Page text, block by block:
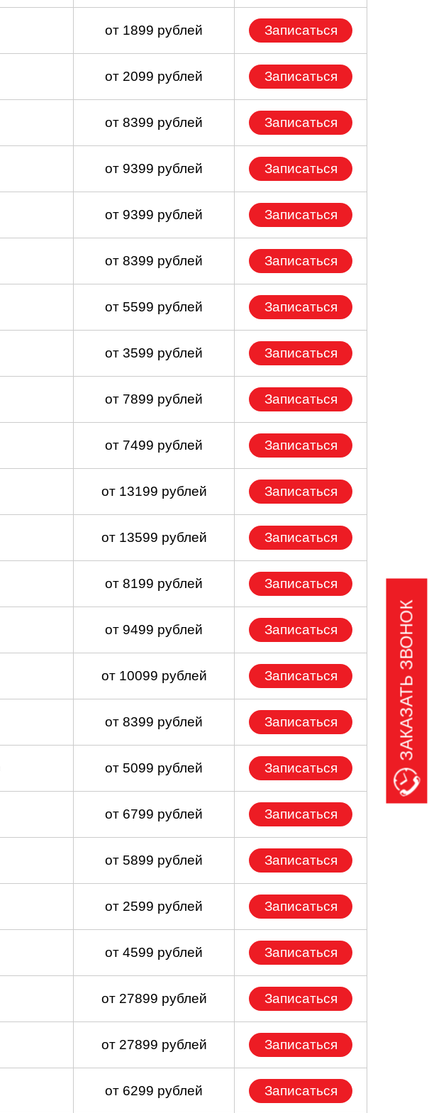
от 1899 рублей Записаться
от 2099 рублей Записаться
от 8399 рублей Записаться
от 9399 рублей Записаться
от 9399 рублей Записаться
от 8399 рублей Записаться
от 5599 рублей Записаться
от 3599 рублей Записаться
от 7899 рублей Записаться
от 7499 рублей Записаться
от 13199 рублей Записаться
от 13599 рублей Записаться
от 8199 рублей Записаться
от 9499 рублей Записаться
от 10099 рублей Записаться
от 8399 рублей Записаться
от 5099 рублей Записаться
от 6799 рублей Записаться
от 5899 рублей Записаться
от 2599 рублей Записаться
от 4599 рублей Записаться
от 27899 рублей Записаться
от 27899 рублей Записаться
от 6299 рублей Записаться
ЗАКАЗАТЬ ЗВОНОК